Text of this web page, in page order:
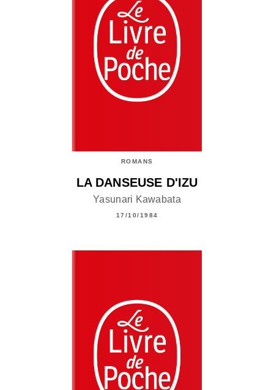
ROMANS
LA DANSEUSE D'IZU
Yasunari Kawabata
17/10/1984